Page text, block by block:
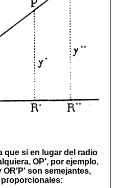
que si en lugar del radio
OP′, por ejemplo,
OR′P′ son semejantes,